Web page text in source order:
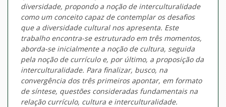
diversidade, propondo a noção de interculturalidade
como um conceito capaz de contemplar os desafios
que a diversidade cultural nos apresenta. Este
trabalho encontra-se estruturado em três momentos,
aborda-se inicialmente a noção de cultura, seguida
pela noção de currículo e, por último, a proposição da
interculturalidade. Para finalizar, busco, na
convergência dos três primeiros apontar, em formato
de síntese, questões consideradas fundamentais na
relação currículo, cultura e interculturalidade.